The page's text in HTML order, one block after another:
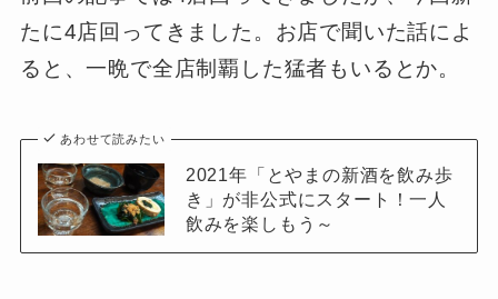
たに4店回ってきました。お店で聞いた話によ
ると、一晩で全店制覇した猛者もいるとか。
あわせて読みたい
2021年「とやまの新酒を飲み歩
き」が非公式にスタート！一人
飲みを楽しもう～